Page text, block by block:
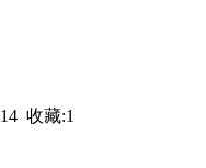
14 收藏:1